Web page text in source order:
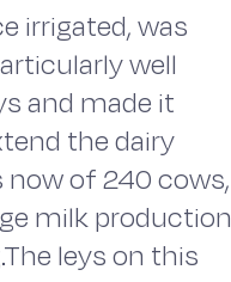
irrigated, was
well
and made it
the dairy
now of 240 cows,
milk production
leys on this